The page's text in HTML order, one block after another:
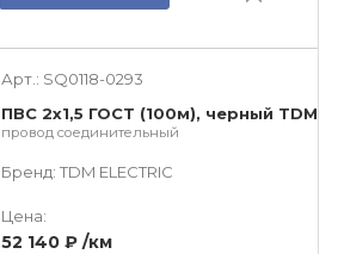
Арт.: SQ0118-0293
ПВС 2х1,5 ГОСТ (100м), черный TDM
провод соединительный
Бренд: TDM ЕLECTRIC
Цена:
52 140 ₽ /км